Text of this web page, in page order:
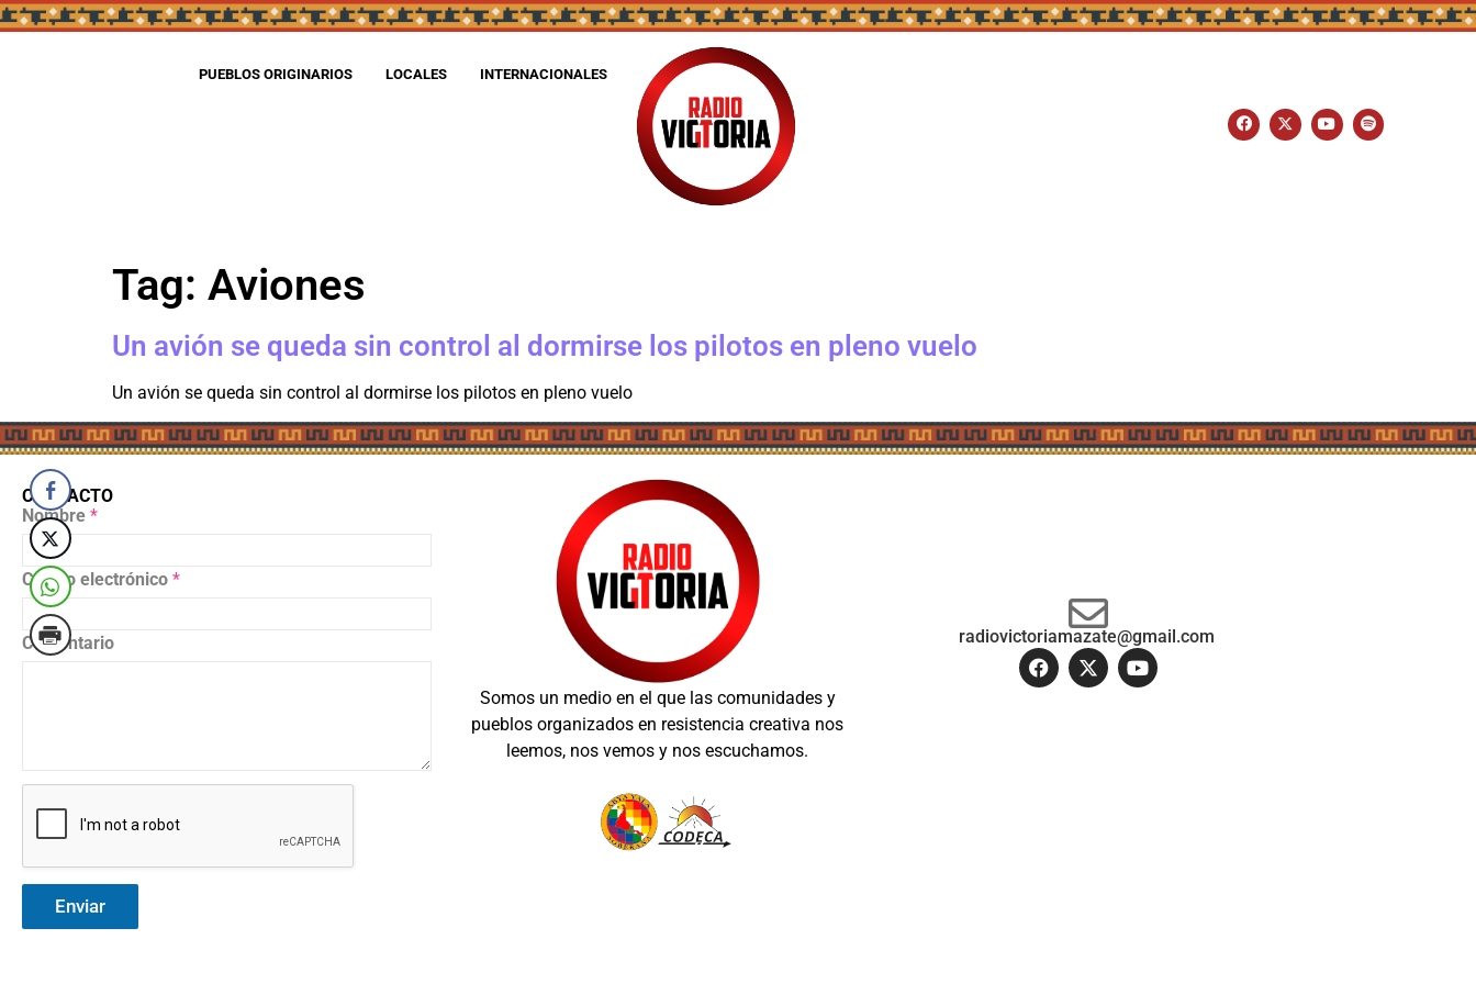
PUEBLOS ORIGINARIOS LOCALES INTERNACIONALES
Tag: Aviones
Un avión se queda sin control al dormirse los pilotos en pleno vuelo
Un avión se queda sin control al dormirse los pilotos en pleno vuelo
CONTACTO
Nombre *
Correo electrónico *
Comentario
Enviar
Somos un medio en el que las comunidades y
pueblos organizados en resistencia creativa nos
leemos, nos vemos y nos escuchamos.
radiovictoriamazate@gmail.com